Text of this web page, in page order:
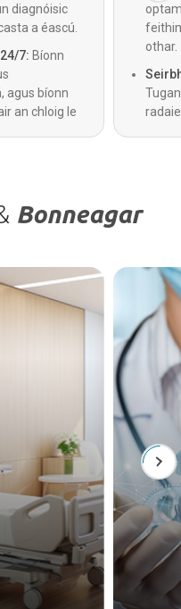
diagnóisic
a éascú.
7: Bíonn
agus bíonn
an chloig le
othar.
Bonneagar